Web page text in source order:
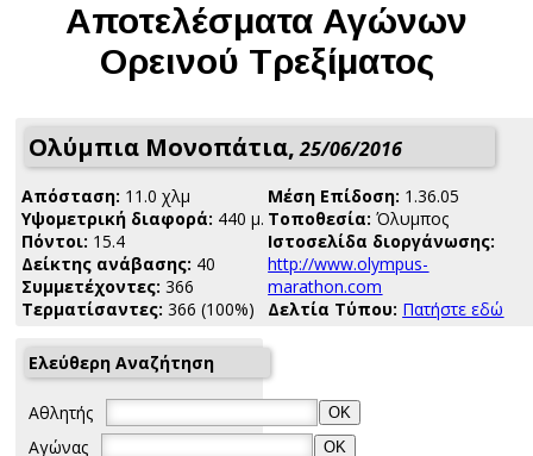
Αποτελέσματα Αγώνων
Ορεινού Τρεξίματος
Ολύμπια Μονοπάτια,25/06/2016
Απόσταση: 11.0 χλμ
Yψομετρική διαφορά: 440 μ.
Πόντοι: 15.4
Δείκτης ανάβασης: 40
Συμμετέχοντες: 366
Τερματίσαντες: 366 (100%)
Μέση Επίδοση: 1.36.05
Τοποθεσία: Όλυμπος
Ιστοσελίδα διοργάνωσης:
http://www.olympus-
marathon.com
Δελτία Τύπου: Πατήστε εδώ
Ελεύθερη Αναζήτηση
Αθλητής
Αγώνας